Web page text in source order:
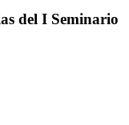
del I Seminario